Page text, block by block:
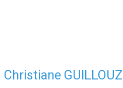
Christiane